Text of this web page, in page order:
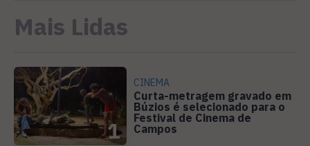
Mais Lidas
1
CINEMA
Curta-metragem gravado em
Búzios é selecionado para o
Festival de Cinema de
Campos